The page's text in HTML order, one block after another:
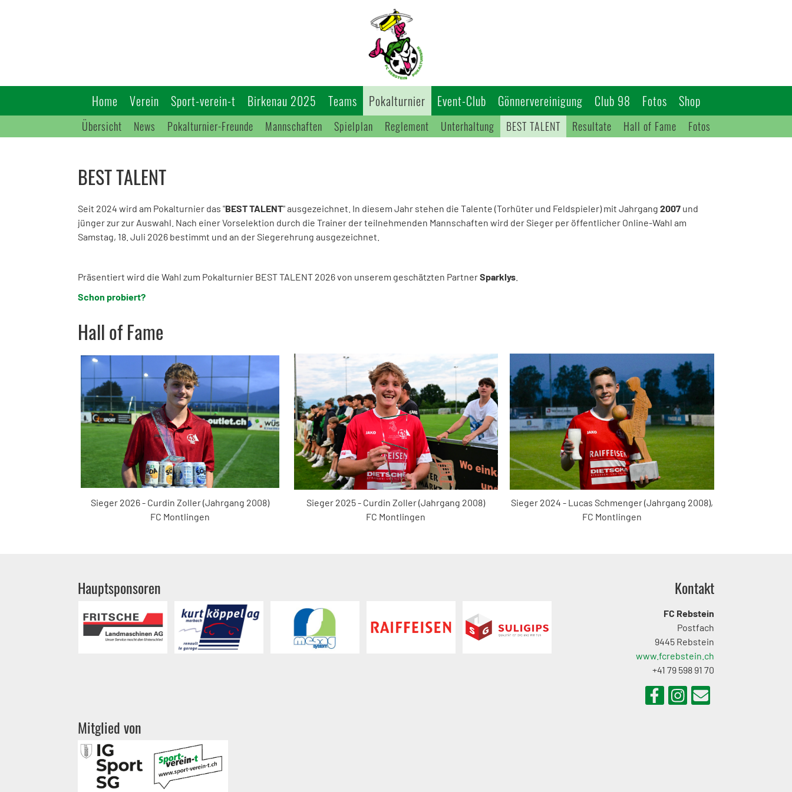
Home Verein Sport-verein-t Birkenau 2025 Teams Pokalturnier Event-Club Gönnervereinigung Club 98 Fotos Shop
Übersicht News Pokalturnier-Freunde Mannschaften Spielplan Reglement Unterhaltung BEST TALENT Resultate Hall of Fame Fotos
BEST TALENT
Seit 2024 wird am Pokalturnier das "BEST TALENT" ausgezeichnet. In diesem Jahr stehen die Talente (Torhüter und Feldspieler) mit Jahrgang 2007 und
jünger zur zur Auswahl. Nach einer Vorselektion durch die Trainer der teilnehmenden Mannschaften wird der Sieger per öffentlicher Online-Wahl am
Samstag, 18. Juli 2026 bestimmt und an der Siegerehrung ausgezeichnet.
Präsentiert wird die Wahl zum Pokalturnier BEST TALENT 2026 von unserem geschätzten PartnerSparklys
Schon probiert?
Hall of Fame
Sieger 2026 - Curdin Zoller (Jahrgang 2008)
FC Montlingen
Sieger 2025 - Curdin Zoller (Jahrgang 2008)
FC Montlingen
Sieger 2024 - Lucas Schmenger (Jahrgang 2008),
FC Montlingen
Hauptsponsoren Kontakt
FC Rebstein
Postfach
9445 Rebstein
www.fcrebstein.ch
+41 79 598 91 70
Mitglied von